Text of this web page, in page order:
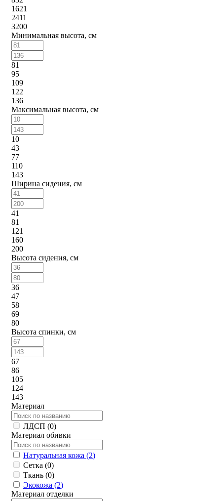
1621
2411
3200
Минимальная высота, см
81
95
109
122
136
Максимальная высота, см
10
43
77
110
143
Ширина сидения, см
41
81
121
160
200
Высота сидения, см
36
47
58
69
80
Высота спинки, см
67
86
105
124
143
Материал
ЛДСП (0)
Материал обивки
Натуральная кожа (2)
Сетка (0)
Ткань (0)
Экокожа (2)
Материал отделки